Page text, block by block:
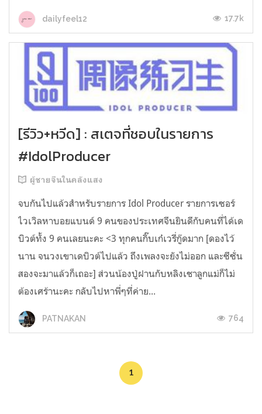
dailyfeel12 17.7k
[รีวิว+หวีด] : สเตจที่ชอบในรายการ
#IdolProducer
ผู้ชายจีนในคลังแสง
จบกันไปแล้วสำหรับรายการ Idol Producer รายการเซอร์
ไวเวิลหาบอยแบนด์ 9 คนของประเทศจีนยินดีกับคนที่ได้เด
บิวต์ทั้ง 9 คนเลยนะคะ <3 ทุกคนกิ๊บเก๋เวรี่กู๊ดมาก [ดองไว้
นาน จนวงเขาเดบิวต์ไปแล้ว ถึงเพลงจะยังไม่ออก และซีซั่น
สองจะมาแล้วก็เถอะ] ส่วนน้องปู่ฝานกับหลิงเชาลูกแม่ก็ไม่
ต้องเศร้านะคะ กลับไปหาพี่ๆที่ค่าย...
PATNAKAN 764
1